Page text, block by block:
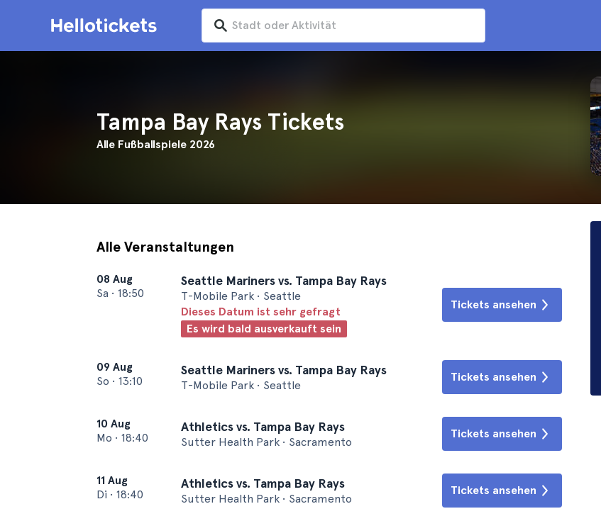
Tampa Bay Rays Tickets
Alle Fußballspiele 2026
Alle Veranstaltungen
08 Aug
Sa • 18:50
Seattle Mariners vs. Tampa Bay Rays
T-Mobile Park • Seattle
Dieses Datum ist sehr gefragt
Es wird bald ausverkauft sein
Tickets ansehen
09 Aug
So • 13:10
Seattle Mariners vs. Tampa Bay Rays
T-Mobile Park • Seattle
Tickets ansehen
10 Aug
Mo • 18:40
Athletics vs. Tampa Bay Rays
Sutter Health Park • Sacramento
Tickets ansehen
11 Aug
Di • 18:40
Athletics vs. Tampa Bay Rays
Sutter Health Park • Sacramento
Tickets ansehen